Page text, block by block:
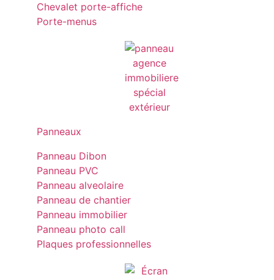
Chevalet porte-affiche
Porte-menus
Panneaux
Panneau Dibon
Panneau PVC
Panneau alveolaire
Panneau de chantier
Panneau immobilier
Panneau photo call
Plaques professionnelles